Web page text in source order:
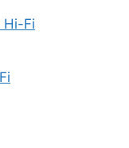
Hi-Fi